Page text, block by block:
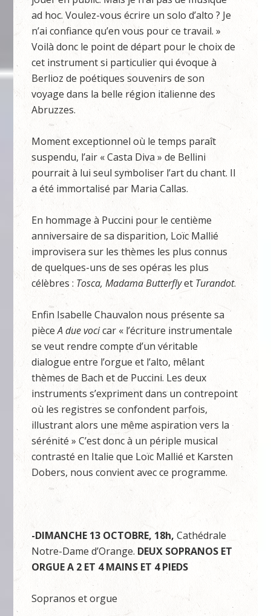
ad hoc. Voulez-vous écrire un solo d’alto ? Je
n’ai confiance qu’en vous pour ce travail. »
Voilà donc le point de départ pour le choix de
cet instrument si particulier qui évoque à
Berlioz de poétiques souvenirs de son
voyage dans la belle région italienne des
Abruzzes.
Moment exceptionnel où le temps paraît
suspendu, l’air « Casta Diva » de Bellini
pourrait à lui seul symboliser l’art du chant. Il
a été immortalisé par Maria Callas.
En hommage à Puccini pour le centième
anniversaire de sa disparition, Loïc Mallié
improvisera sur les thèmes les plus connus
de quelques-uns de ses opéras les plus
célèbres : Tosca, Madama Butterflyet Turandot.
Enfin Isabelle Chauvalon nous présente sa
pièceA due vocicar « l’écriture instrumentale
se veut rendre compte d’un véritable
dialogue entre l’orgue et l’alto, mêlant
thèmes de Bach et de Puccini. Les deux
instruments s’expriment dans un contrepoint
où les registres se confondent parfois,
illustrant alors une même aspiration vers la
sérénité » C’est donc à un périple musical
contrasté en Italie que Loïc Mallié et Karsten
Dobers, nous convient avec ce programme.
-DIMANCHE 13 OCTOBRE, 18h,Cathédrale
Notre-Dame d’Orange. DEUX SOPRANOS ET
ORGUE A 2 ET 4 MAINS ET 4 PIEDS
Sopranos et orgue